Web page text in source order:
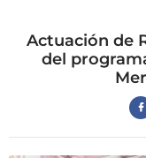
Actuación de
del